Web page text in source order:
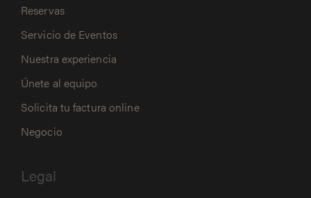
Reservas
Servicio de Eventos
Nuestra experiencia
Únete al equipo
Solicita tu factura online
Negocio
Legal